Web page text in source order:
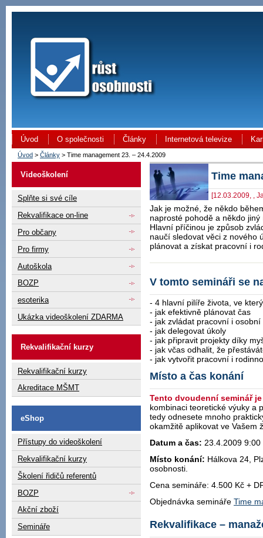
Úvod O společnosti Články Internetová televize
Úvod > Články > Time management 23. – 24.4.2009
Videoškolení
Splňte si své cíle
Rekvalifikace on-line
Pro občany
Pro firmy
Autoškola
BOZP
esoterika
Ukázka videoškolení ZDARMA
Rekvalifikační kurzy
Rekvalifikační kurzy
Akreditace MŠMT
eShop
Přístupy do videoškolení
Rekvalifikační kurzy
Školení řidičů referentů
BOZP
Akční zboží
Semináře
Time
[12.03.2009, ,
Jak je možné, že někdo
naprosté pohodě a někdo
Hlavní příčinou je způsob
naučí sledovat věci z nového
plánovat a získat pracovní i
V tomto semináři se
- 4 hlavní pilíře života, ve
- jak efektivně plánovat čas
- jak zvládat pracovní i osobní
- jak delegovat úkoly
- jak připravit projekty díky
- jak včas odhalit, že
- jak vytvořit pracovní i
Místo a čas konání
Tento dvoudenní seminář
kombinaci teoretické výuky a
tedy odnesete mnoho
okamžitě aplikovat ve Vašem
Datum a čas: 23.4.2009
Místo konání: Hálkova 24,
osobnosti.
Cena semináře: 4.500 Kč +
Objednávka semináře Time
Rekvalifikace –